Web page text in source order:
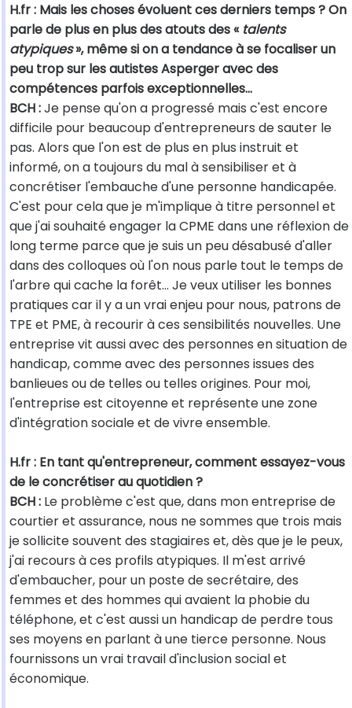
H.fr : Mais les choses évoluent ces derniers temps ? On
parle de plus en plus des atouts des « talents
atypiques», même si on a tendance à se focaliser un
peu trop sur les autistes Asperger avec des
compétences parfois exceptionnelles...
BCH :Je pense qu'on a progressé mais c'est encore
difficile pour beaucoup d'entrepreneurs de sauter le
pas. Alors que l'on est de plus en plus instruit et
informé, on a toujours du mal à sensibiliser et à
concrétiser l'embauche d'une personne handicapée.
C'est pour cela que je m'implique à titre personnel et
que j'ai souhaité engager la CPME dans une réflexion de
long terme parce que je suis un peu désabusé d'aller
dans des colloques où l'on nous parle tout le temps de
l'arbre qui cache la forêt... Je veux utiliser les bonnes
pratiques car il y a un vrai enjeu pour nous, patrons de
TPE et PME, à recourir à ces sensibilités nouvelles. Une
entreprise vit aussi avec des personnes en situation de
handicap, comme avec des personnes issues des
banlieues ou de telles ou telles origines. Pour moi,
l'entreprise est citoyenne et représente une zone
d'intégration sociale et de vivre ensemble.
H.fr : En tant qu'entrepreneur, comment essayez-vous
de le concrétiser au quotidien ?
BCH : Le problème c'est que, dans mon entreprise de
courtier et assurance, nous ne sommes que trois mais
je sollicite souvent des stagiaires et, dès que je le peux,
j'ai recours à ces profils atypiques. Il m'est arrivé
d'embaucher, pour un poste de secrétaire, des
femmes et des hommes qui avaient la phobie du
téléphone, et c'est aussi un handicap de perdre tous
ses moyens en parlant à une tierce personne. Nous
fournissons un vrai travail d'inclusion social et
économique.